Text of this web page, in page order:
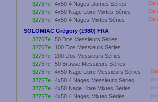
32767e 4x50 4 Nages Dames Séries [3e
32767e 4x50 Nage Libre Mixtes Séries [3e
32767e 4x50 4 Nages Mixtes Séries [3e
SOLOMIAC Grégory (1980) FRA
32767e
50 Dos Messieurs Séries
32767e
100 Dos Messieurs Séries
32767e
200 Dos Messieurs Séries
32767e
50 Brasse Messieurs Séries
32767e
4x50 Nage Libre Messieurs Séries [
32767e 4x50 4 Nages Messieurs Séries [
32767e 4x50 Nage Libre Mixtes Séries [
32767e 4x50 4 Nages Mixtes Séries [